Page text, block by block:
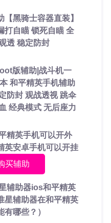
【黑骑士容器直装】
打自瞄 锁死自瞄 全
透 稳定防封
版辅助|战斗机一
和平精英手机辅助
防封 观战透视 跳伞
经典模式 无后座力
精英手机可以开外
英安卓手机可以开挂
辅助器ios和平精英
星辅助器在和平精英
有哪些？）
买辅助